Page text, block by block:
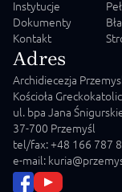
Instytucje
Dokumenty
Kontakt
Adres
Archidiecezja
Kościoła
ul. bpa Jana
37-700 Przemyśl
tel/fax: +48 166 787
e-mail: